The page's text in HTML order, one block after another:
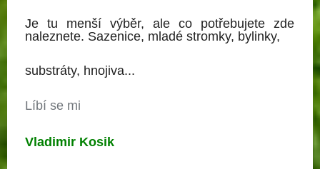
Je tu menší výběr, ale co potřebujete zde
naleznete. Sazenice, mladé stromky, bylinky,
substráty, hnojiva...
Líbí se mi
Vladimir Kosik